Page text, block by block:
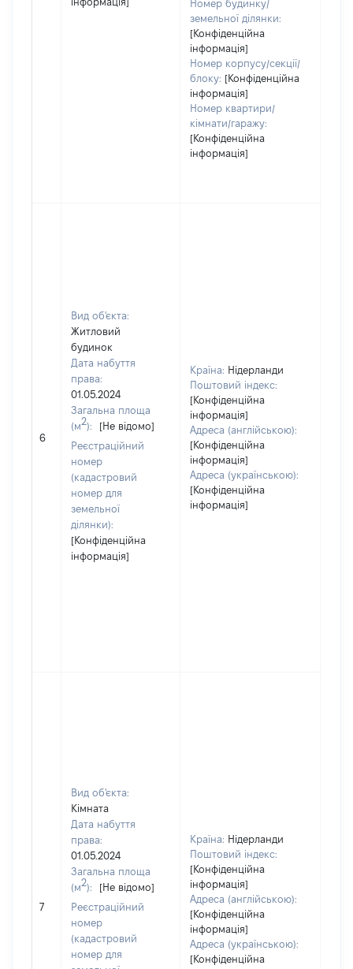
Номер будинку/
земельної ділянки:
[Конфіденційна
інформація]
Номер корпусу/секції/
блоку: [Конфіденційна
інформація]
Номер квартири/
кімнати/гаражу:
[Конфіденційна
інформація]
6
Вид об'єкта:
Житловий
будинок
Дата набуття
права:
01.05.2024
Загальна площа
(м2):
[Не відомо]
Реєстраційний
номер
(кадастровий
номер для
земельної
ділянки):
[Конфіденційна
інформація]
Країна: Нідерланди
Поштовий індекс:
[Конфіденційна
інформація]
Адреса (англійською):
[Конфіденційна
інформація]
Адреса (українською):
[Конфіденційна
інформація]
7
Вид об'єкта:
Кімната
Дата набуття
права:
01.05.2024
Загальна площа
(м2):
[Не відомо]
Реєстраційний
номер
(кадастровий
номер для
Країна: Нідерланди
Поштовий індекс:
[Конфіденційна
інформація]
Адреса (англійською):
[Конфіденційна
інформація]
Адреса (українською):
[Конфіденційна